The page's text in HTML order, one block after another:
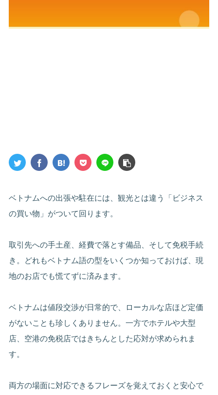
ベトナムへの出張や駐在には、観光とは違う「ビジネス
の買い物」がついて回ります。
取引先への手土産、経費で落とす備品、そして免税手続
き。どれもベトナム語の型をいくつか知っておけば、現
地のお店でも慌てずに済みます。
ベトナムは値段交渉が日常的で、ローカルな店ほど定価
がないことも珍しくありません。一方でホテルや大型
店、空港の免税店ではきちんとした応対が求められま
す。
両方の場面に対応できるフレーズを覚えておくと安心で